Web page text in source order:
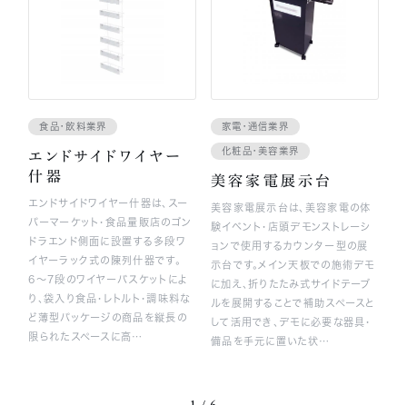
食品・飲料業界
エンドサイドワイヤー
什器
エンドサイドワイヤー什器は、スー
パーマーケット・食品量販店のゴン
ドラエンド側面に設置する多段ワ
イヤーラック式の陳列什器です。
6〜7段のワイヤーバスケットによ
り、袋入り食品・レトルト・調味料な
ど薄型パッケージの商品を縦長の
限られたスペースに高…
家電・通信業界
化粧品・美容業界
美容家電展示台
美容家電展示台は、美容家電の体
験イベント・店頭デモンストレーシ
ョンで使用するカウンター型の展
示台です。メイン天板での施術デモ
に加え、折りたたみ式サイドテーブ
ルを展開することで補助スペースと
して活用でき、デモに必要な器具・
備品を手元に置いた状…